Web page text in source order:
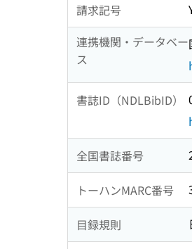
請求記号
連携機関・データベー
ス
書誌ID（NDLBibID）
全国書誌番号
トーハンMARC番号
目録規則